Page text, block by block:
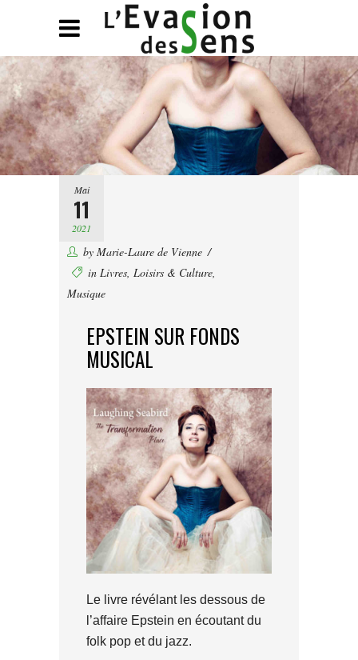
Mai
11
2021
by Marie-Laure de Vienne
in Livres Loisirs & Culture
Musique
EPSTEIN SUR FONDS
MUSICAL
Le livre révélant les dessous de
l’affaire Epstein en écoutant du
folk pop et du jazz.